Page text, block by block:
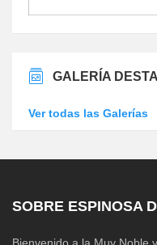
GALERÍA
Ver todas las Galerías
SOBRE ESPINOSA